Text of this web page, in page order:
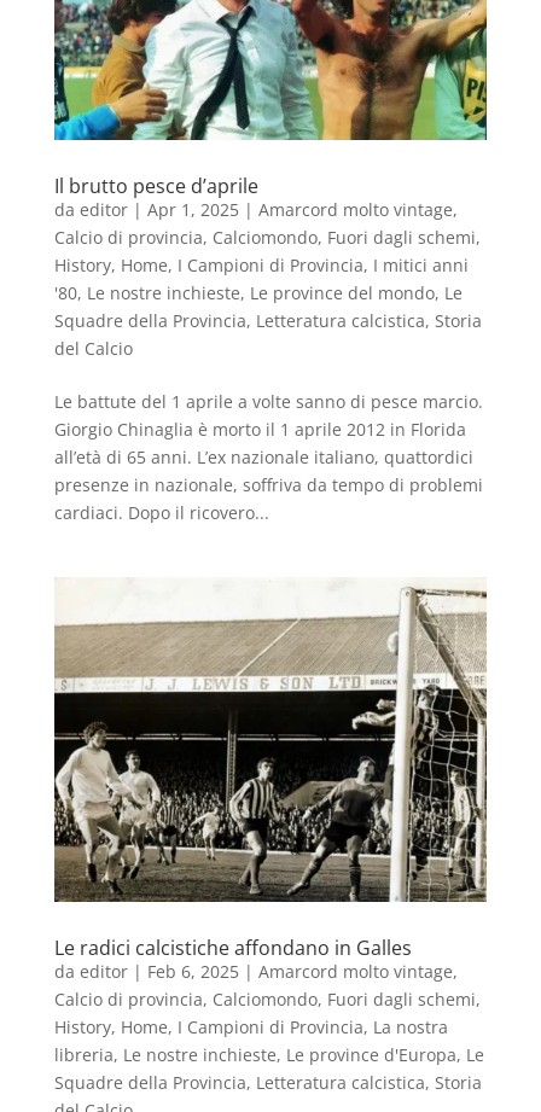
Il brutto pesce d’aprile
da editor| Apr 1, 2025| Amarcord molto vintage,
Calcio di provincia, Calciomondo, Fuori dagli schemi,
History, Home, I Campioni di Provincia, I mitici anni
'80, Le nostre inchieste, Le province del mondo, Le
Squadre della Provincia, Letteratura calcistica, Storia
del Calcio
Le battute del 1 aprile a volte sanno di pesce marcio.
Giorgio Chinaglia è morto il 1 aprile 2012 in Florida
all’età di 65 anni. L’ex nazionale italiano, quattordici
presenze in nazionale, soffriva da tempo di problemi
cardiaci. Dopo il ricovero...
Le radici calcistiche affondano in Galles
da editor| Feb 6, 2025| Amarcord molto vintage,
Calcio di provincia, Calciomondo, Fuori dagli schemi,
History, Home, I Campioni di Provincia, La nostra
libreria, Le nostre inchieste, Le province d'Europa, Le
Squadre della Provincia, Letteratura calcistica, Storia